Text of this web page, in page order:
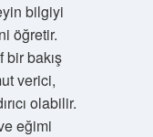
bilgiyi
öğretir.
bir bakış
verici,
olabilir.
eğimi